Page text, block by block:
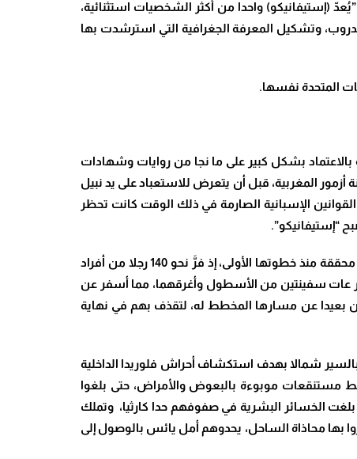
(إستيفانيكو) واحدا من أكثر الشخصيات استثنائية،
وتشكيل المعرفة الجغرافية التي استرشدت بها
المتحدة نفسها.
بشكل كبير على ما نجا من روايات وشهادات
المغربية، قبل أن يتعرض للاستعباد على يد نبيل
الإسبانية الصارمة في ذلك الوقت كانت تحظر
“إستيفانيكو”.
​وفي يونيو من عام 1527، أبحرت تلك البعثة الطموحة المكونة من خمس سفن تقل على متنها 600 رجل، غير أنها واجهت كارثة محققة منذ خطوتها الأولى، إذ فرَّ نحو 140 رجلا من أفراد
عات سفينتين من الأسطول وأغرقهما، مما أسفر عن
بعيدا عن مسارها المخطط له، لتقذف بهم في نهاية
بالسير شمالا بهدف استكشاف أحراش فلوريدا الداخلية
في رحلة شاقة ومضنية، قطعت خلالها نحو 300 ميلا، أي ما يقارب 480 كيلومترا وسط مستنقعات موبوءة بالبعوض والأمراض، حتى بلغوا
الخسائر البشرية في صفوفهم حدا كارثيا، وتملك
بها محاذاة الساحل، يحدوهم أمل يائس بالوصول إلى